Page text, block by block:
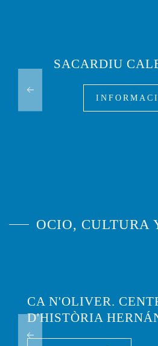
SACARDIU
OCIO, CULTURA
CA N'OLIVER.
D'HISTÒRIA